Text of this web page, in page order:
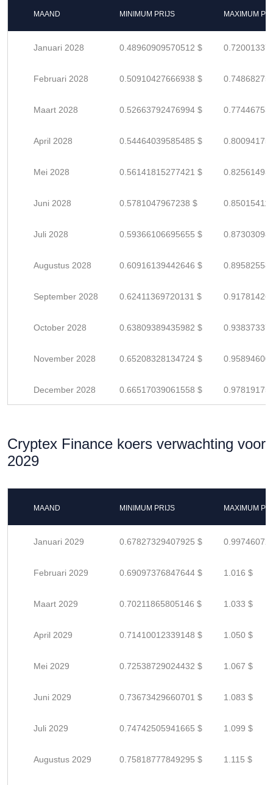
MAAND MINIMUM PRIJS MAXIMUM
Januari 2028 0.48960909570512 $
Februari 2028 0.50910427666938 $
Maart 2028 0.52663792476994 $
April 2028 0.54464039585485 $
Mei 2028 0.56141815277421 $
Juni 2028 0.5781047967238 $
Juli 2028 0.59366106695655 $
Augustus 2028 0.60916139442646 $
September 2028 0.62411369720131 $
October 2028 0.63809389435982 $
November 2028 0.65208328134724 $
December 2028 0.66517039061558 $
Cryptex Finance koers verwachting voor
2029
MAAND MINIMUM PRIJS MAXIMUM
Januari 2029 0.67827329407925 $
Februari 2029 0.69097376847644 $ 1.016 $
Maart 2029 0.70211865805146 $ 1.033 $
April 2029 0.71410012339148 $ 1.050 $
Mei 2029 0.72538729024432 $ 1.067 $
Juni 2029 0.73673429660701 $ 1.083 $
Juli 2029 0.74742505941665 $ 1.099 $
Augustus 2029 0.75818777849295 $ 1.115 $